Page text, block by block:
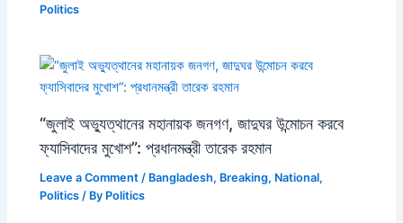
Politics
“জুলাই অভ্যুত্থানের মহানায়ক জনগণ, জাদুঘর উন্মোচন করবে
ফ্যাসিবাদের মুখোশ”: প্রধানমন্ত্রী তারেক রহমান
Leave a Comment / Bangladesh, Breaking, National,
Politics / By Politics